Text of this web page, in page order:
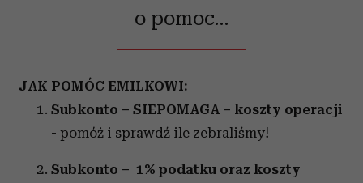
o pomoc…
JAK POMÓC EMILKOWI:
Subkonto – SIEPOMAGA – koszty operacji
- pomóż i sprawdź ile zebraliśmy!
Subkonto – 1% podatku oraz koszty